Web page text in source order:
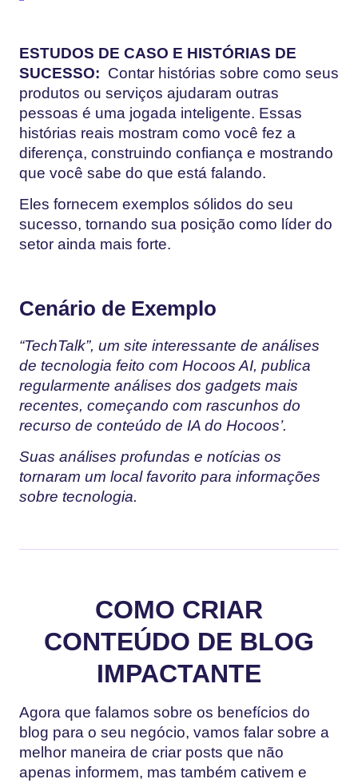
ESTUDOS DE CASO E HISTÓRIAS DE
SUCESSO: Contar histórias sobre como seus
produtos ou serviços ajudaram outras
pessoas é uma jogada inteligente. Essas
histórias reais mostram como você fez a
diferença, construindo confiança e mostrando
que você sabe do que está falando.
Eles fornecem exemplos sólidos do seu
sucesso, tornando sua posição como líder do
setor ainda mais forte.
Cenário de Exemplo
“TechTalk”, um site interessante de análises
de tecnologia feito com Hocoos AI, publica
regularmente análises dos gadgets mais
recentes, começando com rascunhos do
recurso de conteúdo de IA do Hocoos’.
Suas análises profundas e notícias os
tornaram um local favorito para informações
sobre tecnologia.
COMO CRIAR
CONTEÚDO DE BLOG
IMPACTANTE
Agora que falamos sobre os benefícios do
blog para o seu negócio, vamos falar sobre a
melhor maneira de criar posts que não
apenas informem, mas também cativem e